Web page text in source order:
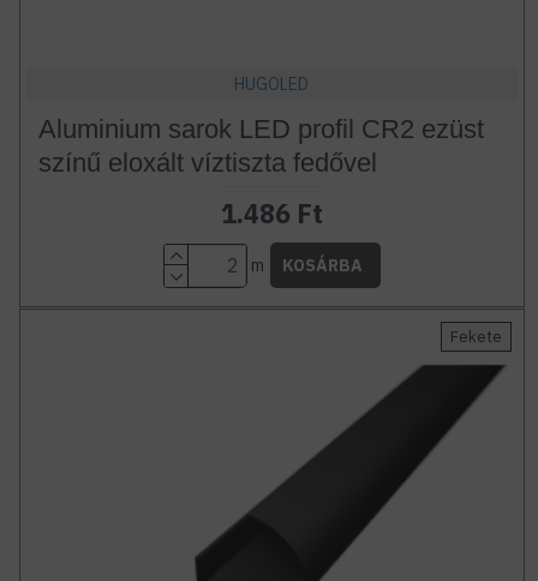
HUGOLED
Aluminium sarok LED profil CR2 ezüst
színű eloxált víztiszta fedővel
1.486 Ft
m KOSÁRBA
Fekete